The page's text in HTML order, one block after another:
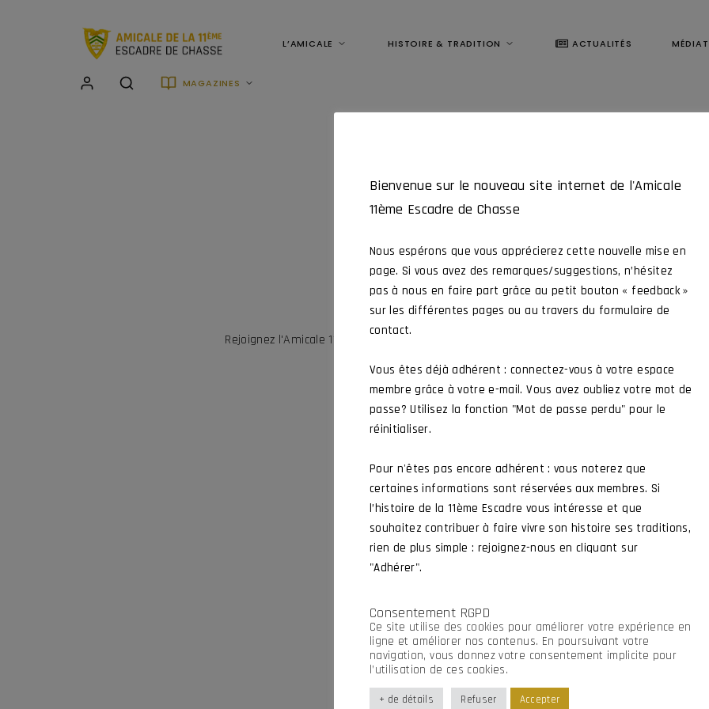
L’AMICALE HISTOIRE & TRADITION ACTUALITÉS
MAGAZINES
Ce contenu est réservé aux membres
Rejoignez l'Amicale 11ème Escadre de Chasse, intéragissez avec tous nos membres et
Connexion membre Devenir membre
Bienvenue sur le nouveau site internet de l'Amicale
11ème Escadre de Chasse
Nous espérons que vous apprécierez cette nouvelle mise en
page. Si vous avez des remarques/suggestions, n’hésitez
pas à nous en faire part grâce au petit bouton « feedback »
sur les différentes pages ou au travers du formulaire de
contact.
Vous êtes déjà adhérent : connectez-vous à votre espace
membre grâce à votre e-mail. Vous avez oubliez votre mot de
passe? Utilisez la fonction "Mot de passe perdu" pour le
réinitialiser.
Pour n'êtes pas encore adhérent : vous noterez que
certaines informations sont réservées aux membres. Si
l’histoire de la 11ème Escadre vous intéresse et que
souhaitez contribuer à faire vivre son histoire ses traditions,
rien de plus simple : rejoignez-nous en cliquant sur
"Adhérer".
Consentement RGPD
Ce site utilise des cookies pour améliorer votre expérience en
ligne et améliorer nos contenus. En poursuivant votre
navigation, vous donnez votre consentement implicite pour
l’utilisation de ces cookies.
+ de détails Refuser Accepter